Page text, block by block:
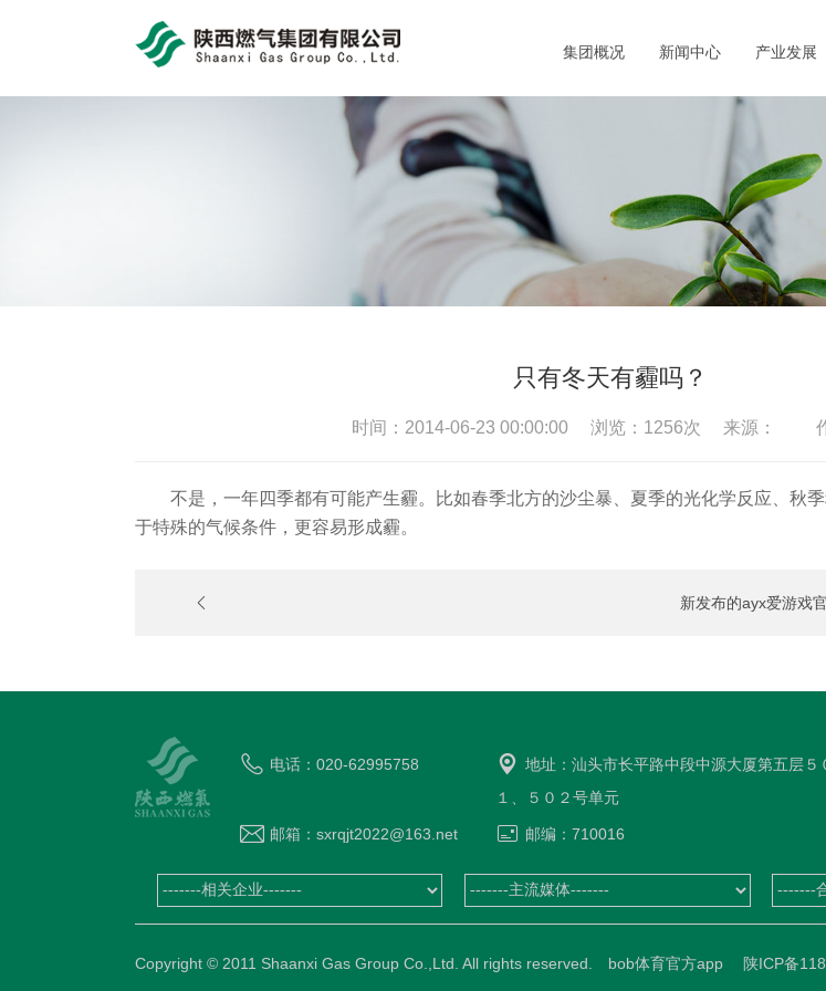
bob体育官方app 集团概况 新闻中心 产业发展
只有冬天有霾吗？
时间：2014-06-23 00:00:00 浏览： 1256次 来源： 作
不是，一年四季都有可能产生霾。比如春季北方的沙尘暴、夏季的光化学反应、秋
于特殊的气候条件，更容易形成霾。
新发布的ayx爱游戏
电话：020-62995758
地址：汕头市长平路中段中源大厦第五层５
１、５０２号单元
邮箱：sxrqjt2022@163.net 邮编：710016
Copyright © 2011 Shaanxi Gas Group Co.,Ltd. All rights reserved. bob体育官方app 陕ICP备